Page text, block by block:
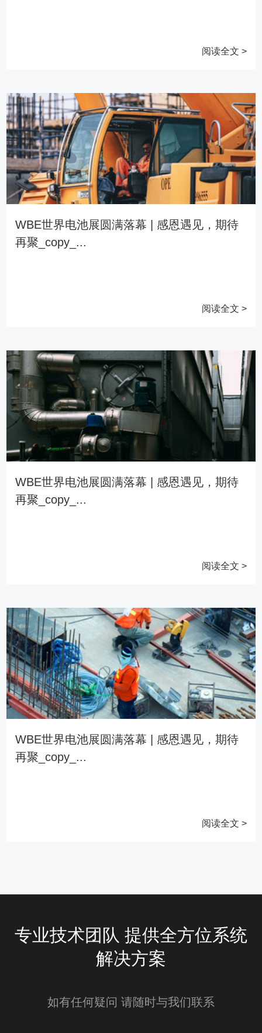
阅读全文 >
WBE世界电池展圆满落幕 | 感恩遇见，期待
再聚_copy_...
阅读全文 >
WBE世界电池展圆满落幕 | 感恩遇见，期待
再聚_copy_...
阅读全文 >
WBE世界电池展圆满落幕 | 感恩遇见，期待
再聚_copy_...
阅读全文 >
专业技术团队 提供全方位系统
解决方案
如有任何疑问 请随时与我们联系